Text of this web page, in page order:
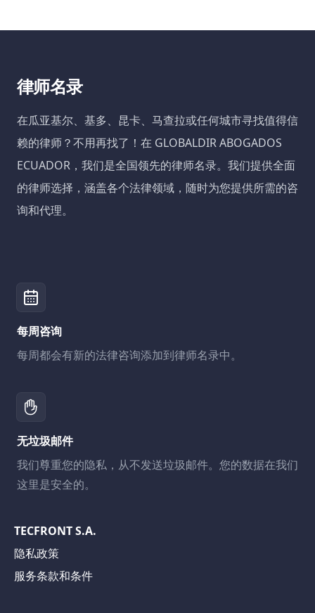
律师名录
在瓜亚基尔、基多、昆卡、马查拉或任何城市寻找值得信
赖的律师？不用再找了！在 GLOBALDIR ABOGADOS
ECUADOR，我们是全国领先的律师名录。我们提供全面
的律师选择，涵盖各个法律领域，随时为您提供所需的咨
询和代理。
每周咨询
每周都会有新的法律咨询添加到律师名录中。
无垃圾邮件
我们尊重您的隐私，从不发送垃圾邮件。您的数据在我们
这里是安全的。
TECFRONT S.A.
隐私政策
服务条款和条件